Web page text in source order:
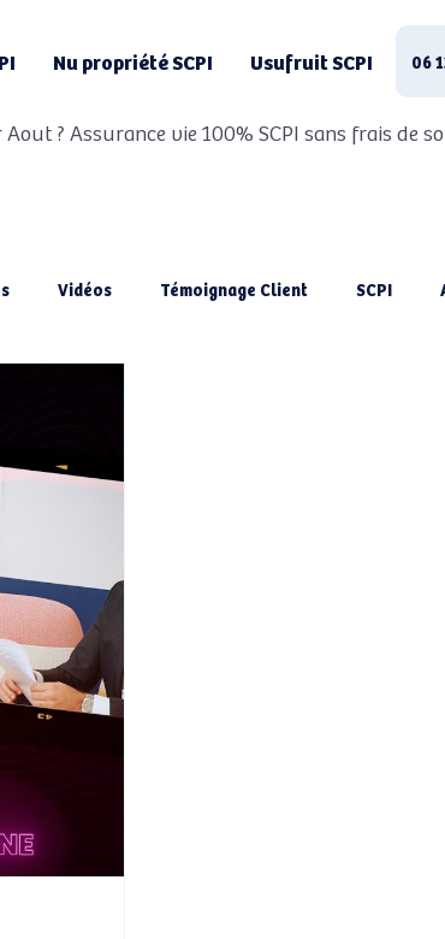
Nu propriété SCPI Usufruit SCPI
? Assurance vie 100% SCPI sans frais de
06
Vidéos Témoignage Client SCPI